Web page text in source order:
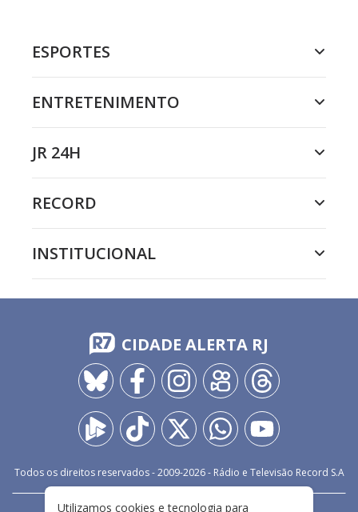
ESPORTES
ENTRETENIMENTO
JR 24H
RECORD
INSTITUCIONAL
CIDADE ALERTA RJ
Todos os direitos reservados - 2009-2026- Rádio e Televisão Record S.A
Utilizamos cookies e tecnologia para